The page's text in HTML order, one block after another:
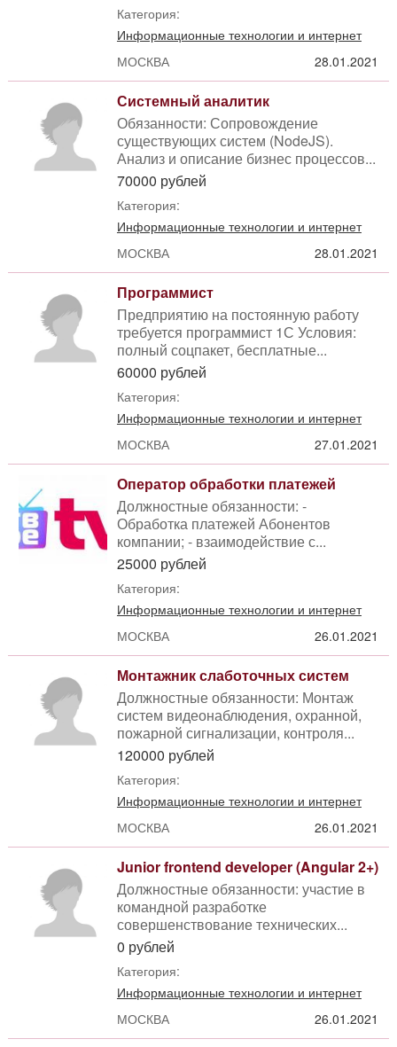
Категория:
Информационные технологии и интернет
МОСКВА
28.01.2021
Системный аналитик
Обязанности: Сопровождение
существующих систем (NodeJS).
Анализ и описание бизнес процессов...
70000 рублей
Категория:
Информационные технологии и интернет
МОСКВА
28.01.2021
Программист
Предприятию на постоянную работу
требуется программист 1С Условия:
полный соцпакет, бесплатные...
60000 рублей
Категория:
Информационные технологии и интернет
МОСКВА
27.01.2021
Оператор обработки платежей
Должностные обязанности: -
Обработка платежей Абонентов
компании; - взаимодействие с...
25000 рублей
Категория:
Информационные технологии и интернет
МОСКВА
26.01.2021
Монтажник слаботочных систем
Должностные обязанности: Монтаж
систем видеонаблюдения, охранной,
пожарной сигнализации, контроля...
120000 рублей
Категория:
Информационные технологии и интернет
МОСКВА
26.01.2021
Junior frontend developer (Angular 2+)
Должностные обязанности: участие в
командной разработке
совершенствование технических...
0 рублей
Категория:
Информационные технологии и интернет
МОСКВА
26.01.2021